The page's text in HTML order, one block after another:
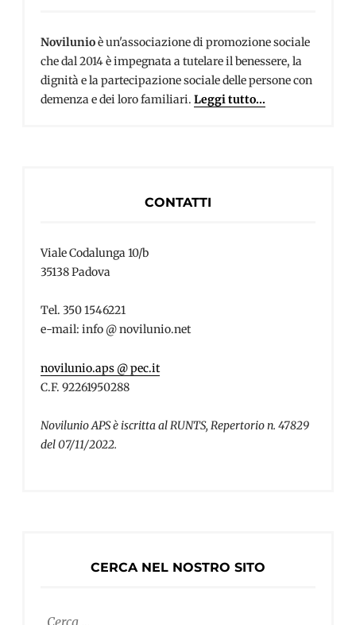
Novilunioè un'associazione di promozione sociale
che dal 2014 è impegnata a tutelare il benessere, la
dignità e la partecipazione sociale delle persone con
demenza e dei loro familiari. Leggi tutto...
CONTATTI
Viale Codalunga 10/b
35138 Padova
Tel. 350 1546221
e-mail: info @ novilunio.net
novilunio.aps @ pec.it
C.F. 92261950288
Novilunio APS è iscritta al RUNTS, Repertorio n. 47829
del 07/11/2022.
CERCA NEL NOSTRO SITO
Ricerca